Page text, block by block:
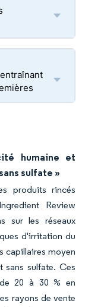
humaine et
sulfate »
produits rincés
Review
sur les réseaux
d'irritation du
capillaires moyen
sans sulfate. Ces
20 à 30 % en
rayons de vente